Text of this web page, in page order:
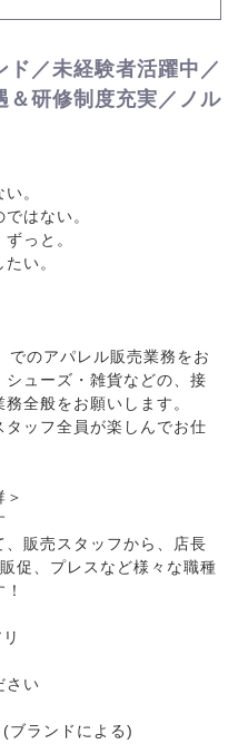
ド／未経験者活躍中／
＆研修制度充実／ノル
。
はない。
っと。
い。
のアパレル販売業務をお
ューズ・雑貨などの、接
全般をお願いします。
ッフ全員が楽しんでお仕
販売スタッフから、店長
促、プレスなど様々な職種
さい
ブランドによる)